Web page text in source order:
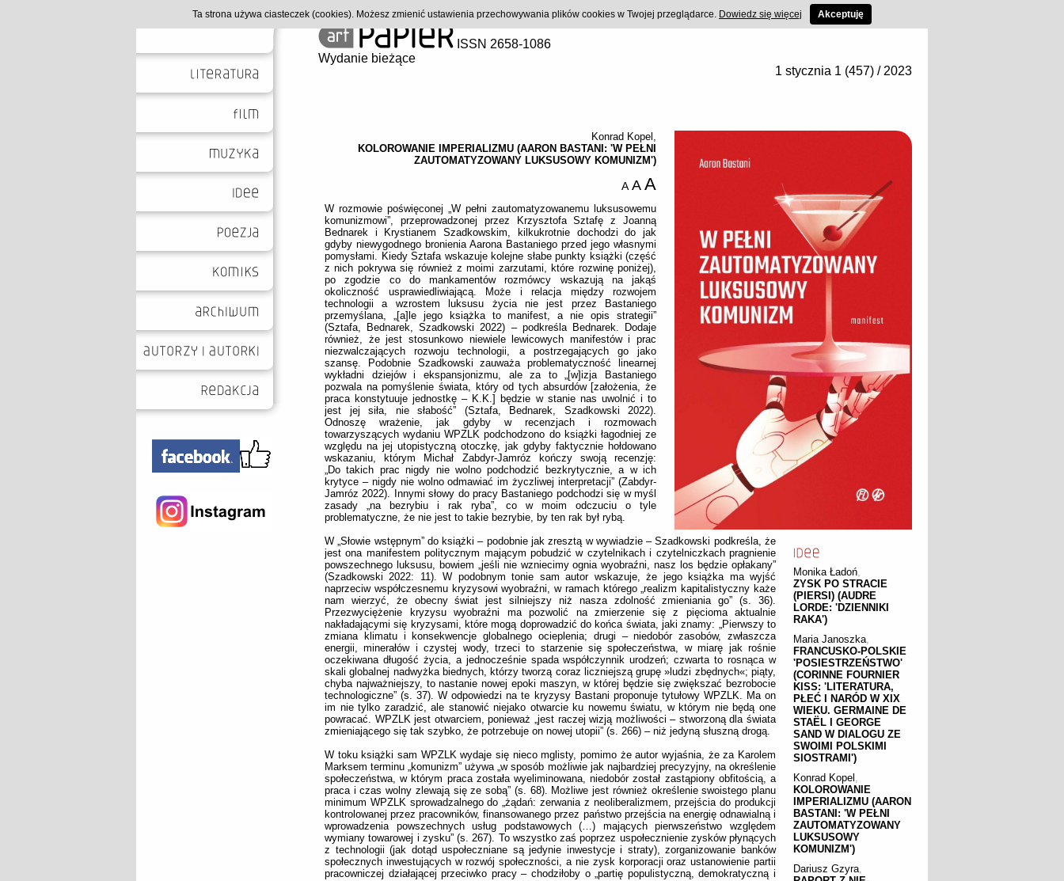
ISSN 2658-1086
Wydanie bieżące
1 stycznia 1 (457) / 2023
Monika Ładoń
ZYSK PO STRACIE
(PIERSI) (AUDRE
LORDE: 'DZIENNIKI
RAKA')
Maria Janoszka
FRANCUSKO-POLSKIE
'POSIESTRZEŃSTWO'
(CORINNE FOURNIER
KISS: 'LITERATURA,
PŁEĆ I NARÓD W XIX
WIEKU. GERMAINE DE
STAËL I GEORGE
SAND W DIALOGU ZE
SWOIMI POLSKIMI
SIOSTRAMI')
Konrad Kopel
KOLOROWANIE
IMPERIALIZMU (AARON
BASTANI: 'W PEŁNI
ZAUTOMATYZOWANY
LUKSUSOWY
KOMUNIZM')
Dariusz Gzyra
Konrad Kopel ,
KOLOROWANIE IMPERIALIZMU (AARON BASTANI: 'W PEŁNI
ZAUTOMATYZOWANY LUKSUSOWY KOMUNIZM')
A A A
W rozmowie poświęconej „W pełni zautomatyzowanemu luksusowemu
komunizmowi”, przeprowadzonej przez Krzysztofa Sztafę z Joanną
Bednarek i Krystianem Szadkowskim, kilkukrotnie dochodzi do jak
gdyby niewygodnego bronienia Aarona Bastaniego przed jego własnymi
pomysłami. Kiedy Sztafa wskazuje kolejne słabe punkty książki (część
z nich pokrywa się również z moimi zarzutami, które rozwinę poniżej),
po zgodzie co do mankamentów rozmówcy wskazują na jakąś
okoliczność usprawiedliwiającą. Może i relacja między rozwojem
technologii a wzrostem luksusu życia nie jest przez Bastaniego
przemyślana, „[a]le jego książka to manifest, a nie opis strategii”
(Sztafa, Bednarek, Szadkowski 2022) – podkreśla Bednarek. Dodaje
również, że jest stosunkowo niewiele lewicowych manifestów i prac
niezwalczających rozwoju technologii, a postrzegających go jako
szansę. Podobnie Szadkowski zauważa problematyczność linearnej
wykładni dziejów i ekspansjonizmu, ale za to „[w]izja Bastaniego
pozwala na pomyślenie świata, który od tych absurdów [założenia, że
praca konstytuuje jednostkę – K.K.] będzie w stanie nas uwolnić i to
jest jej siła, nie słabość” (Sztafa, Bednarek, Szadkowski 2022).
Odnoszę wrażenie, jak gdyby w recenzjach i rozmowach
towarzyszących wydaniu WPZLK podchodzono do książki łagodniej ze
względu na jej utopistyczną otoczkę, jak gdyby faktycznie hołdowano
wskazaniu, którym Michał Zabdyr-Jamróz kończy swoją recenzję:
„Do takich prac nigdy nie wolno podchodzić bezkrytycznie, a w ich
krytyce ‒ nigdy nie wolno odmawiać im życzliwej interpretacji” (Zabdyr-
Jamróz 2022). Innymi słowy do pracy Bastaniego podchodzi się w myśl
zasady „na bezrybiu i rak ryba”, co w moim odczuciu o tyle
problematyczne, że nie jest to takie bezrybie, by ten rak był rybą.
W „Słowie wstępnym” do książki – podobnie jak zresztą w wywiadzie – Szadkowski podkreśla, że
jest ona manifestem politycznym mającym pobudzić w czytelnikach i czytelniczkach pragnienie
powszechnego luksusu, bowiem „jeśli nie wzniecimy ognia wyobraźni, nasz los będzie opłakany”
(Szadkowski 2022: 11). W podobnym tonie sam autor wskazuje, że jego książka ma wyjść
naprzeciw współczesnemu kryzysowi wyobraźni, w ramach którego „realizm kapitalistyczny każe
nam wierzyć, że obecny świat jest silniejszy niż nasza zdolność zmieniania go” (s. 36).
Przezwyciężenie kryzysu wyobraźni ma pozwolić na zmierzenie się z pięcioma aktualnie
nakładającymi się kryzysami, które mogą doprowadzić do końca świata, jaki znamy: „Pierwszy to
zmiana klimatu i konsekwencje globalnego ocieplenia; drugi – niedobór zasobów, zwłaszcza
energii, minerałów i czystej wody, trzeci to starzenie się społeczeństwa, w miarę jak rośnie
oczekiwana długość życia, a jednocześnie spada współczynnik urodzeń; czwarta to rosnąca w
skali globalnej nadwyżka biednych, którzy tworzą coraz liczniejszą grupę »ludzi zbędnych«; piąty,
chyba najważniejszy, to nastanie nowej epoki maszyn, w której będzie się zwiększać bezrobocie
technologiczne” (s. 37). W odpowiedzi na te kryzysy Bastani proponuje tytułowy WPZLK. Ma on
im nie tylko zaradzić, ale stanowić niejako otwarcie ku nowemu światu, w którym nie będą one
powracać. WPZLK jest otwarciem, ponieważ „jest raczej wizją możliwości – stworzoną dla świata
zmieniającego się tak szybko, że potrzebuje on nowej utopii” (s. 266) – niż jedyną słuszną drogą.
W toku książki sam WPZLK wydaje się nieco mglisty, pomimo że autor wyjaśnia, że za Karolem
Marksem terminu „komunizm” używa „w sposób możliwie jak najbardziej precyzyjny, na określenie
społeczeństwa, w którym praca została wyeliminowana, niedobór został zastąpiony obfitością, a
praca i czas wolny zlewają się ze sobą” (s. 68). Możliwe jest również określenie swoistego planu
minimum WPZLK sprowadzalnego do „żądań: zerwania z neoliberalizmem, przejścia do produkcji
kontrolowanej przez pracowników, finansowanego przez państwo przejścia na energię odnawialną i
wprowadzenia powszechnych usług podstawowych (…) mających pierwszeństwo względem
wymiany towarowej i zysku” (s. 267). To wszystko zaś poprzez uspołecznienie zysków płynących
z technologii (jak dotąd uspołeczniane są jedynie inwestycje i straty), zorganizowanie banków
społecznych inwestujących w rozwój społeczności, a nie zysk korporacji oraz ustanowienie partii
pracowniczej działającej przeciwko pracy – chodziłoby o „partię populistyczną, demokratyczną i
Ta strona używa ciasteczek (cookies). Możesz zmienić ustawienia przechowywania plików cookies w Twojej przeglądarce. Dowiedz się więcej Akceptuję